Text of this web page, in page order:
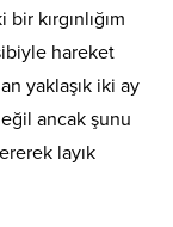
kırgınlığım
hareket
yaklaşık iki ay
ancak şunu
layık